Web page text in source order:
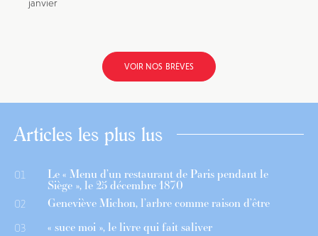
janvier
VOIR NOS BRÈVES
Articles les plus lus
01 Le « Menu d’un restaurant de Paris pendant le
Siège », le 25 décembre 1870
02 Geneviève Michon, l’arbre comme raison d’être
03 « suce moi », le livre qui fait saliver